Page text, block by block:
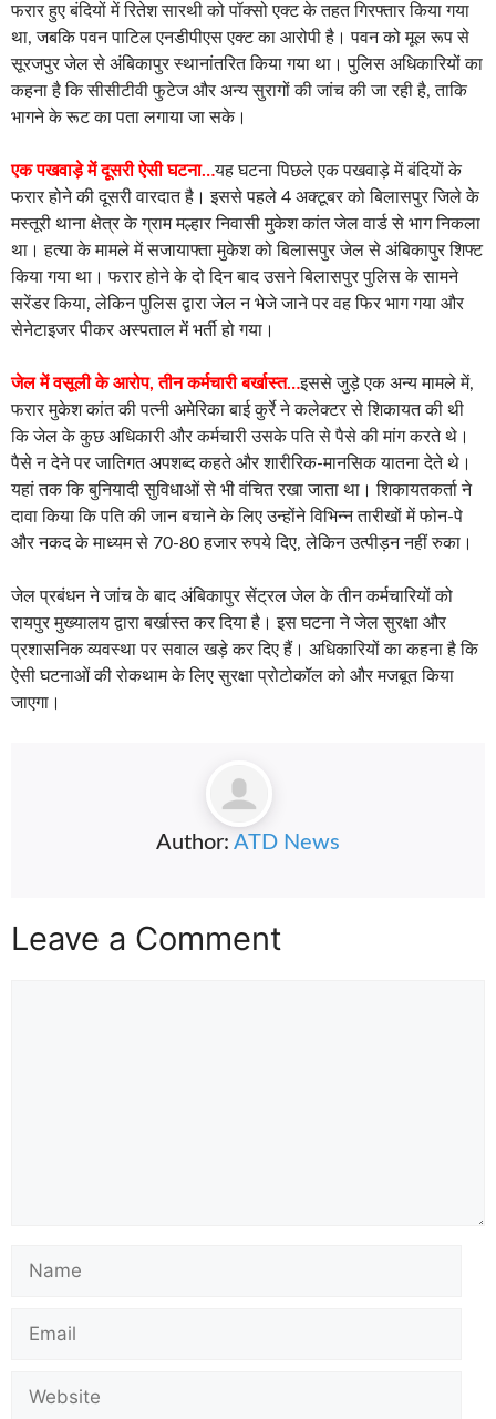
सरेंडर किया, लेकिन पुलिस द्वारा जेल न भेजे जाने पर वह फिर भाग गया और
सेनेटाइजर पीकर अस्पताल में भर्ती हो गया।
जेल में वसूली के आरोप, तीन कर्मचारी बर्खास्त…इससे जुड़े एक अन्य मामले में,
फरार मुकेश कांत की पत्नी अमेरिका बाई कुर्रे ने कलेक्टर से शिकायत की थी
पैसे न देने पर जातिगत अपशब्द कहते और शारीरिक-मानसिक यातना देते थे।
यहां तक कि बुनियादी सुविधाओं से भी वंचित रखा जाता था। शिकायतकर्ता ने
दावा किया कि पति की जान बचाने के लिए उन्होंने विभिन्न तारीखों में फोन-पे
और नकद के माध्यम से 70-80 हजार रुपये दिए, लेकिन उत्पीड़न नहीं रुका।
जेल प्रबंधन ने जांच के बाद अंबिकापुर सेंट्रल जेल के तीन कर्मचारियों को
रायपुर मुख्यालय द्वारा बर्खास्त कर दिया है। इस घटना ने जेल सुरक्षा और
ऐसी घटनाओं की रोकथाम के लिए सुरक्षा प्रोटोकॉल को और मजबूत किया
जाएगा।
Author: ATD News
Leave a Comment